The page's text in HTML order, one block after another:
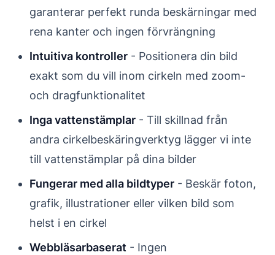
garanterar perfekt runda beskärningar med
rena kanter och ingen förvrängning
Intuitiva kontroller - Positionera din bild
exakt som du vill inom cirkeln med zoom-
och dragfunktionalitet
Inga vattenstämplar - Till skillnad från
andra cirkelbeskäringverktyg lägger vi inte
till vattenstämplar på dina bilder
Fungerar med alla bildtyper - Beskär foton,
grafik, illustrationer eller vilken bild som
helst i en cirkel
Webbläsarbaserat - Ingen